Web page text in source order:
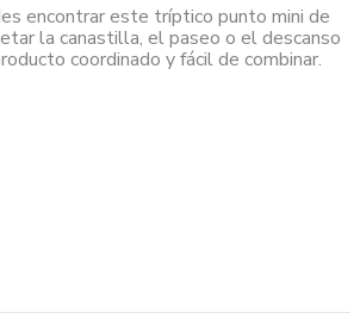
encontrar este tríptico punto mini de
la canastilla, el paseo o el descanso
coordinado y fácil de combinar.